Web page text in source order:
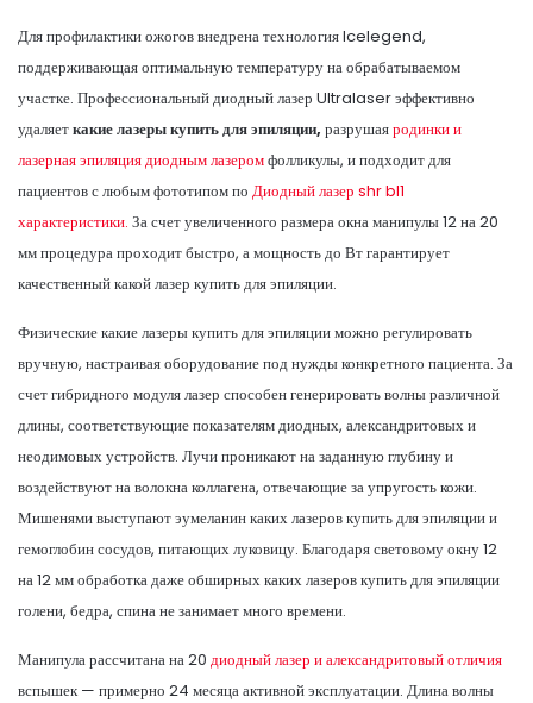
Для профилактики ожогов внедрена технология Icelegend,
поддерживающая оптимальную температуру на обрабатываемом
участке. Профессиональный диодный лазер Ultralaser эффективно
удаляеткакие лазеры купить для эпиляции, разрушаяродинки и
лазерная эпиляция диодным лазеромфолликулы, и подходит для
пациентов с любым фототипом по Диодный лазер shr bl1
характеристики. За счет увеличенного размера окна манипулы 12 на 20
мм процедура проходит быстро, а мощность до Вт гарантирует
качественный какой лазер купить для эпиляции.
Физические какие лазеры купить для эпиляции можно регулировать
вручную, настраивая оборудование под нужды конкретного пациента. За
счет гибридного модуля лазер способен генерировать волны различной
длины, соответствующие показателям диодных, александритовых и
неодимовых устройств. Лучи проникают на заданную глубину и
воздействуют на волокна коллагена, отвечающие за упругость кожи.
Мишенями выступают эумеланин каких лазеров купить для эпиляции и
гемоглобин сосудов, питающих луковицу. Благодаря световому окну 12
на 12 мм обработка даже обширных каких лазеров купить для эпиляции
голени, бедра, спина не занимает много времени.
Манипула рассчитана на 20 диодный лазер и александритовый отличия
вспышек — примерно 24 месяца активной эксплуатации. Длина волны